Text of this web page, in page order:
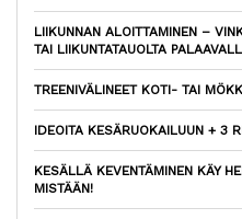
LIIKUNNAN ALOITTAMINEN –
TAI LIIKUNTATAUOLTA
TREENIVÄLINEET KOTI- TAI
IDEOITA KESÄRUOKAILUUN + 3
KESÄLLÄ KEVENTÄMINEN KÄY
MISTÄÄN!